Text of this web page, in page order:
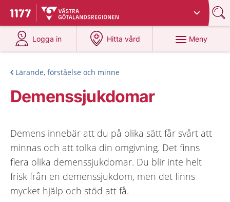
Till startsidan för 1177
Du har valt region
Logga in
på 1177.se
Hitta vård
på 1177.se
Meny
Lärande, förståelse och minne
Demenssjukdomar
Demens innebär att du på olika sätt får svårt att
minnas och att tolka din omgivning. Det finns
flera olika demenssjukdomar. Du blir inte helt
frisk från en demenssjukdom, men det finns
mycket hjälp och stöd att få.